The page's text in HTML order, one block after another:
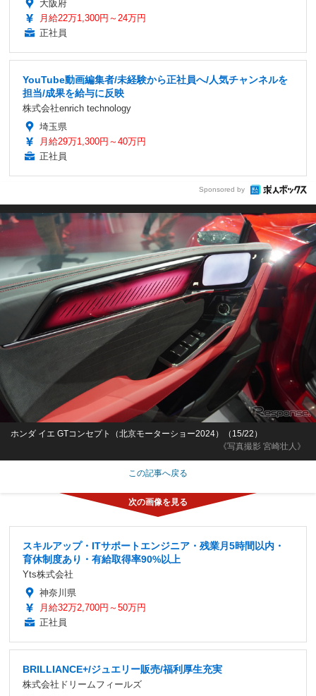
大阪府
月給22万1,300円～24万円
正社員
YouTube動画編集者/未経験から正社員へ/人気チャンネルを
担当/成果を給与に反映
株式会社enrich technology
埼玉県
月給29万1,300円～40万円
正社員
Sponsored by
《写真撮影 宮崎壮人》
ホンダ イエ GTコンセプト（北京モーターショー2024）（15/22）
この記事へ戻る
スキルアップ・ITサポートエンジニア・残業月5時間以内・
育休制度あり・有給取得率90%以上
Yts株式会社
神奈川県
月給32万2,700円～50万円
正社員
BRILLIANCE+/ジュエリー販売/福利厚生充実
株式会社ドリームフィールズ